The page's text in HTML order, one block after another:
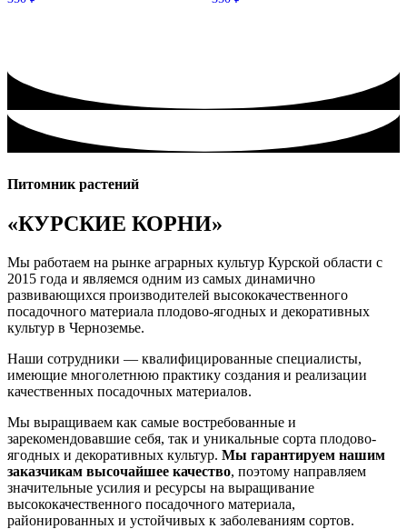
Питомник растений
«КУРСКИЕ КОРНИ»
Мы работаем на рынке аграрных культур Курской области с
2015 года и являемся одним из самых динамично
развивающихся производителей высококачественного
посадочного материала плодово-ягодных и декоративных
культур в Черноземье.
Наши сотрудники — квалифицированные специалисты,
имеющие многолетнюю практику создания и реализации
качественных посадочных материалов.
Мы выращиваем как самые востребованные и
зарекомендовавшие себя, так и уникальные сорта плодово-
ягодных и декоративных культур. Мы гарантируем нашим
заказчикам высочайшее качество, поэтому направляем
значительные усилия и ресурсы на выращивание
высококачественного посадочного материала,
районированных и устойчивых к заболеваниям сортов.